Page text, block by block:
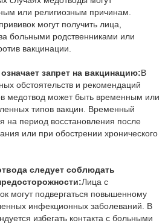
или религиозным причинам.
могут получить лица,
больными родственниками или
вакцинации.
запрет на вакцинацию:В
обстоятельств и рекомендаций
медотвод может быть временным или
типов вакцин. Временный
на период восстановления после
или при обострении хронического
следует соблюдать
Лица с
могут подвергаться повышенному
инфекционных заболеваний. В
избегать контакта с больными